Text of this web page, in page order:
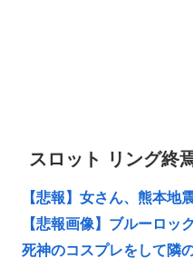
スロット リング終
【悲報】女さん、熊本地
【悲報画像】ブルーロッ
死神のコスプレをして隣